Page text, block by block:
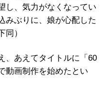
し、気力がなくなってい
みぶりに、娘が心配した
同）
、あえてタイトルに「60
動画制作を始めたとい